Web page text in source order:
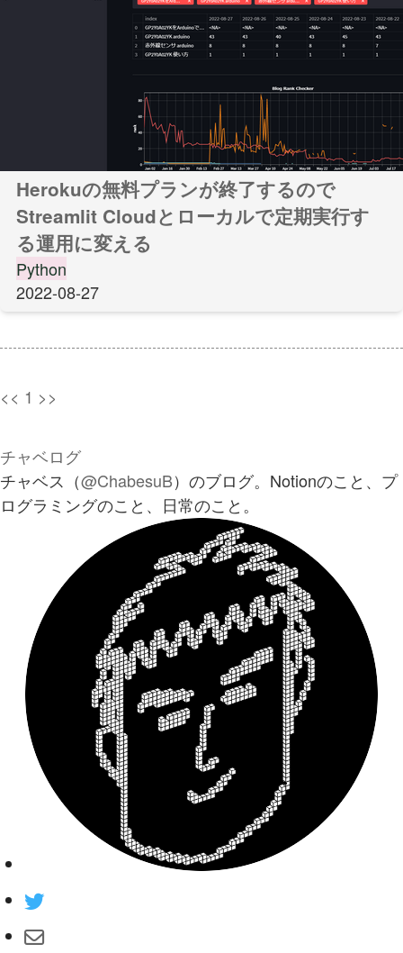
Herokuの無料プランが終了するので
Streamlit Cloudとローカルで定期実行す
る運用に変える
Python
2022-08-27
<< 1 >>
チャベログ
チャベス（@ChabesuB）のブログ。Notionのこと、プ
ログラミングのこと、日常のこと。